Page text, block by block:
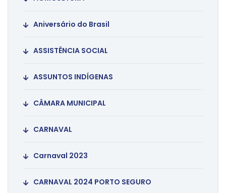
Aniversário do Brasil
ASSISTÊNCIA SOCIAL
ASSUNTOS INDÍGENAS
CÂMARA MUNICIPAL
CARNAVAL
Carnaval 2023
CARNAVAL 2024 PORTO SEGURO